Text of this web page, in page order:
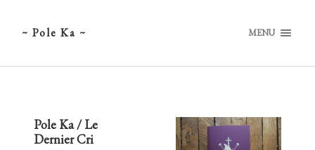
~ Pole Ka ~ MENU
Pole Ka / Le
Dernier Cri